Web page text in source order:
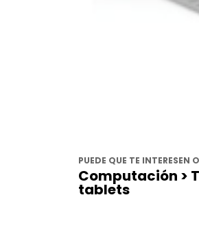
PUEDE QUE TE INTERESEN
Computación >
tablets